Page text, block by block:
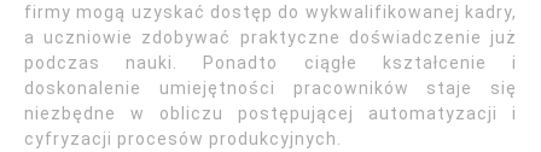
firmy mogą uzyskać dostęp do wykwalifikowanej kadry,
a uczniowie zdobywać praktyczne doświadczenie już
podczas nauki. Ponadto ciągłe kształcenie i
doskonalenie umiejętności pracowników staje się
niezbędne w obliczu postępującej automatyzacji i
cyfryzacji procesów produkcyjnych.